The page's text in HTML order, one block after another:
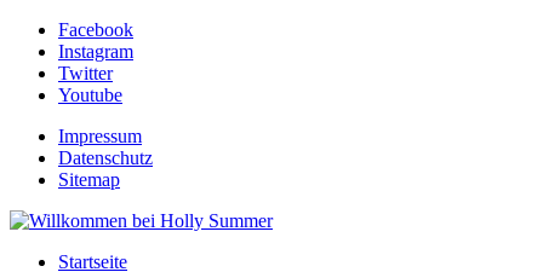
Facebook
Instagram
Twitter
Youtube
Impressum
Datenschutz
Sitemap
Startseite